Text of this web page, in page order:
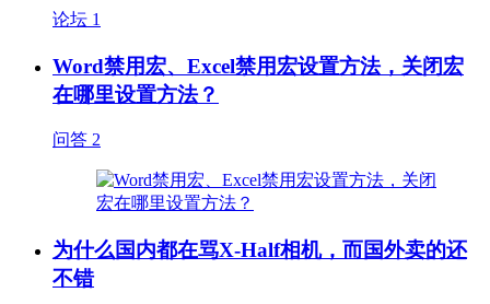
论坛 1
Word禁用宏、Excel禁用宏设置方法，关闭宏
在哪里设置方法？
问答 2
为什么国内都在骂X-Half相机，而国外卖的还
不错